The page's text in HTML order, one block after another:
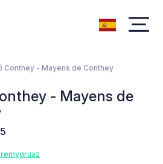
Conthey - Mayens de Conthey
- Mayens de